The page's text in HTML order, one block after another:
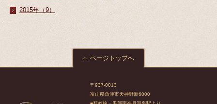
2015年（9）
ページトップへ
〒937-0013
富山県魚津市天神野新6000